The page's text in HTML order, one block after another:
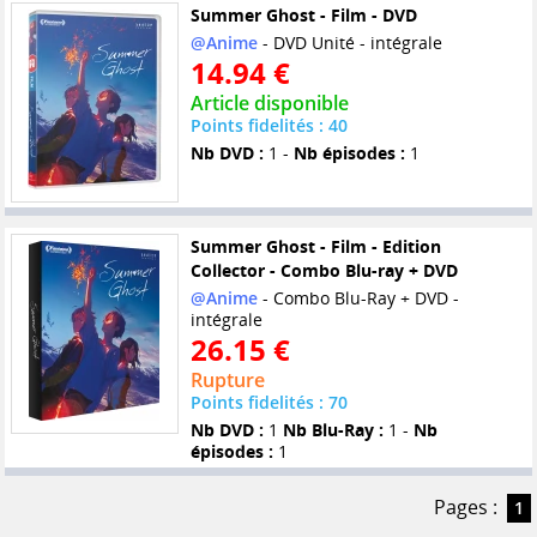
Summer Ghost - Film - DVD
@Anime- DVD Unité - intégrale
14.94 €
Article disponible
Points fidelités : 40
Nb DVD : 1 - Nb épisodes : 1
Summer Ghost - Film - Edition
Collector - Combo Blu-ray + DVD
@Anime- Combo Blu-Ray + DVD -
intégrale
26.15 €
Rupture
Points fidelités : 70
Nb DVD : 1 Nb Blu-Ray : 1 - Nb
épisodes : 1
Pages : 1